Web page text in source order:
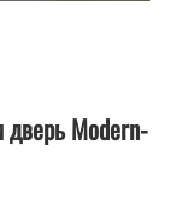
Modern-